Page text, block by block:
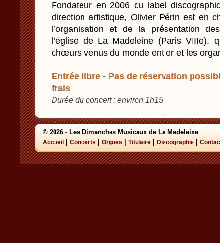
Fondateur en 2006 du label
direction artistique, Olivier Périn est en
l’organisation et de la présentation
l’église de La Madeleine (Paris VIIIe),
chœurs venus du monde entier et les
Entrée libre - Pas de réservation
frais
Durée du concert : environ 1h15
© 2026 - Les Dimanches Musicaux de La Madeleine
Accueil Concerts Orgues Titulaire Discographie